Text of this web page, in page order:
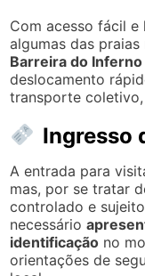
Com acesso fácil
algumas das
Barreira do Inferno
deslocamento
transporte
Ingresso
A entrada para
mas, por se tratar
controlado e
necessário
identificação no
orientações de